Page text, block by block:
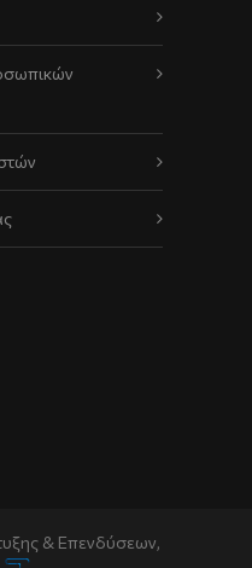
& Επενδύσεων,